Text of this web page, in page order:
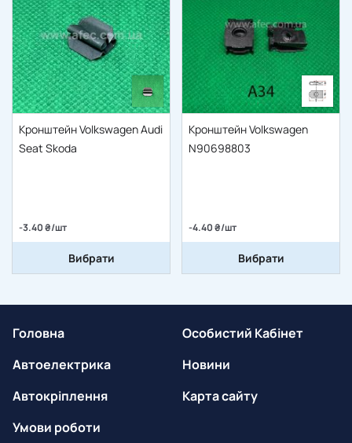
Кронштейн Volkswagen Audi
Seat Skoda
-3.40 ₴/шт
Вибрати
Кронштейн Volkswagen
N90698803
-4.40 ₴/шт
Вибрати
Головна
Автоелектрика
Автокріплення
Умови роботи
Особистий Кабінет
Новини
Карта сайту